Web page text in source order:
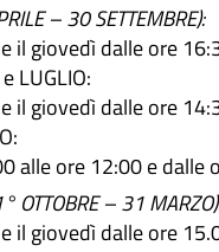
– 30 SETTEMBRE):
il giovedì dalle ore
LUGLIO:
il giovedì dalle ore
alle ore 12:00 e dalle
OTTOBRE – 31
il giovedì dalle ore